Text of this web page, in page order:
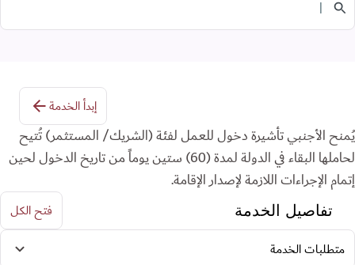
إبدأ الخدمة
يُمنح الأجنبي تأشيرة دخول للعمل لفئة (الشريك/ المستثمر) تُتيح
لحاملها البقاء في الدولة لمدة (60) ستين يوماً من تاريخ الدخول لحين
إتمام الإجراءات اللازمة لإصدار الإقامة.
تفاصيل الخدمة
فتح الكل
متطلبات الخدمة